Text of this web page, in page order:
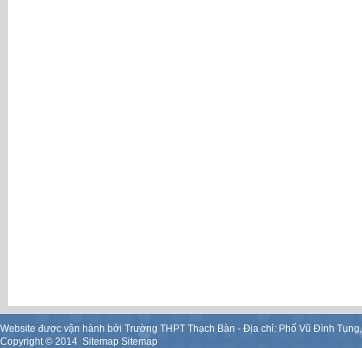
Website được vận hành bởi Trường THPT Thạch Bàn - Địa chỉ: Phố Vũ Đình
Copyright © 2014 Sitemap Sitemap